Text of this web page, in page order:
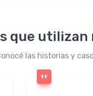
que
las historias y